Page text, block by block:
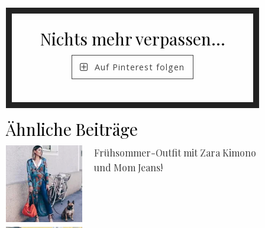
Nichts mehr verpassen...
Auf Pinterest folgen
Ähnliche Beiträge
Frühsommer-Outfit mit Zara Kimono
und Mom Jeans!